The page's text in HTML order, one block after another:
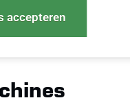
accepteren